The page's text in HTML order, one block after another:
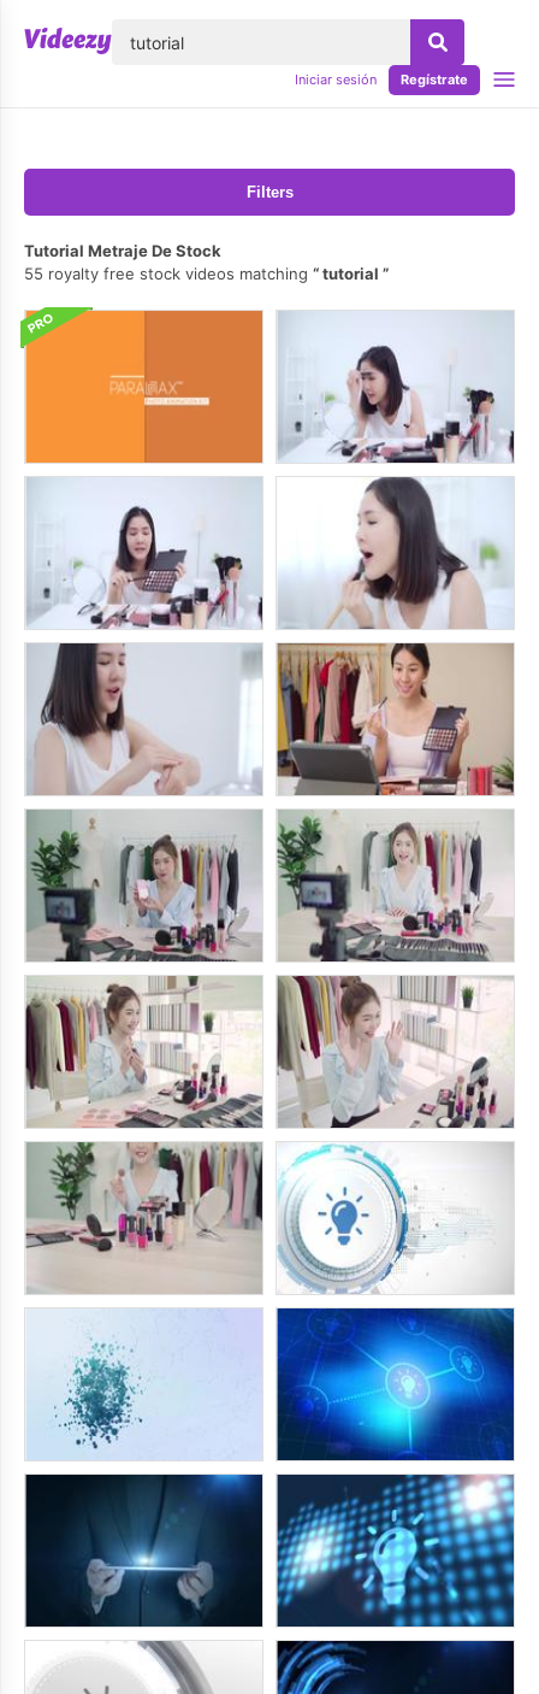
Iniciar sesión Regístrate
Filters
Tutorial Metraje De Stock
55 royalty free stock videos matching
tutorial